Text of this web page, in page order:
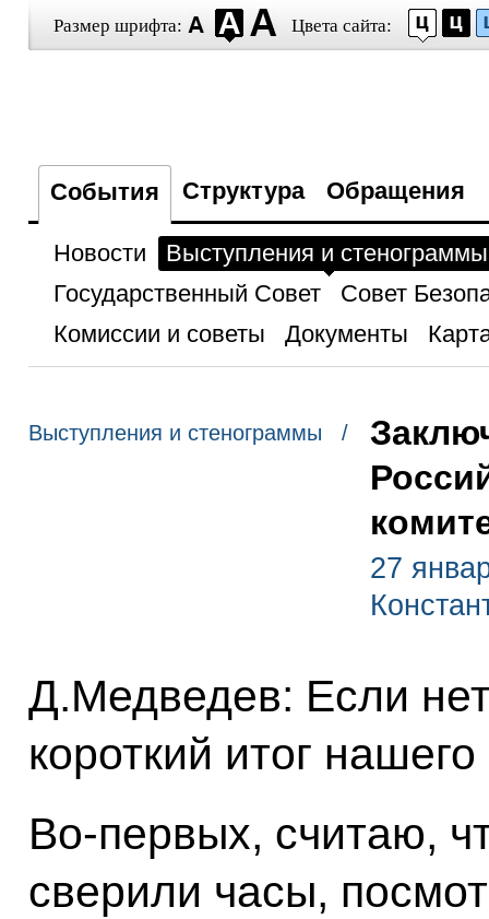
Размер шрифта: Цвета сайта:
События Структура Обращения
Новости
Выступления и стенограммы
Государственный Совет
Совет
Комиссии и советы
Документы
Выступления и стенограммы /
27
Д.Медведев: Если
короткий итог
Во‑первых, считаю,
сверили часы,